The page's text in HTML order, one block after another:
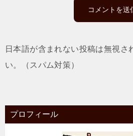
日本語が含まれない投稿は無視さ
い。（スパム対策）
プロフィール